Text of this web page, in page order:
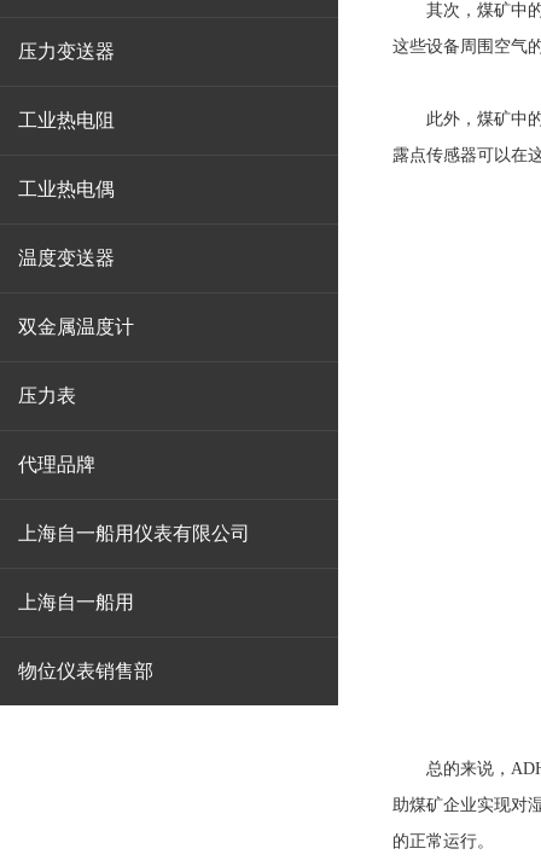
压力变送器
工业热电阻
工业热电偶
温度变送器
双金属温度计
压力表
代理品牌
上海自一船用仪表有限公司
上海自一船用
物位仪表销售部
其次，煤矿中的
这些设备周围空气
此外，煤矿中的
露点传感器可以在
总的来说，
助煤矿企业实现对
的正常运行。